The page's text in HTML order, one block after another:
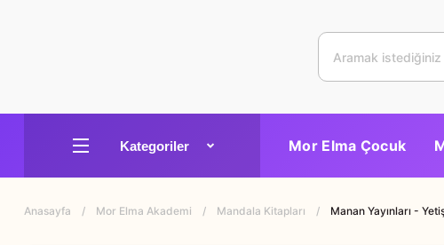
Mor Elma Çocuk
Anasayfa Mor Elma Akademi Mandala Kitapları Manan Yayınları -